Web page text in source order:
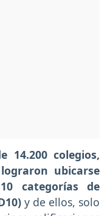
14.200 colegios,
ubicarse
categorías de
y de ellos, solo